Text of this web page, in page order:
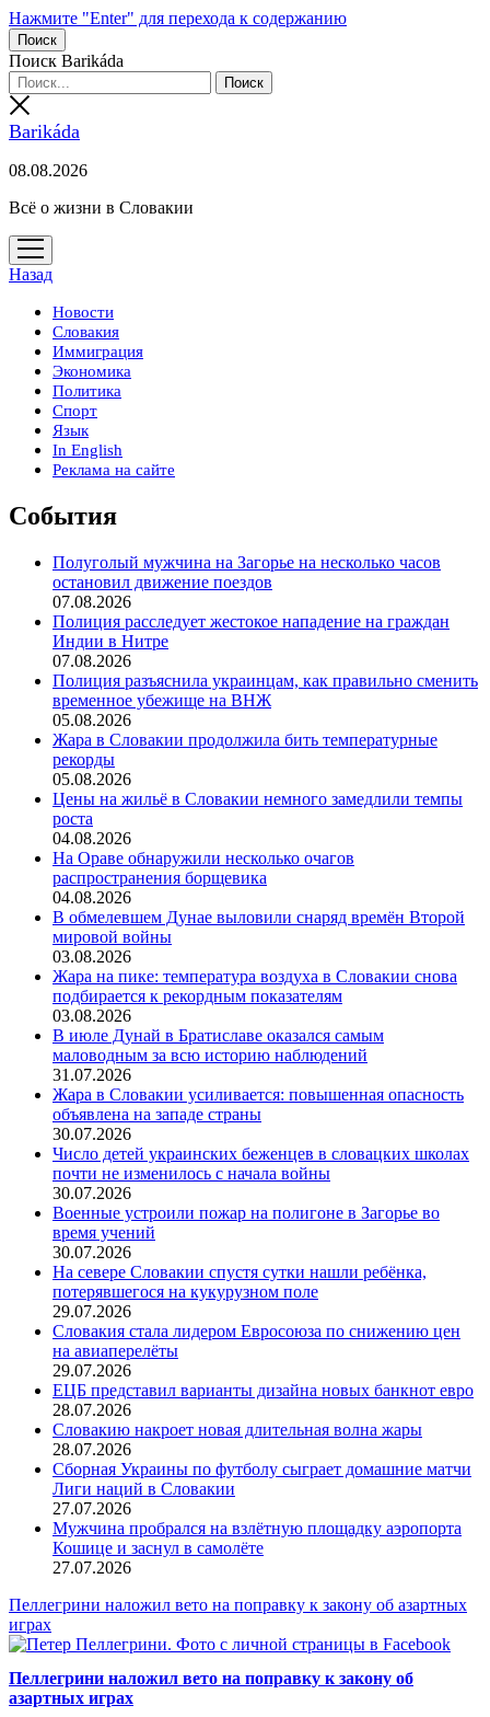
Нажмите "Enter" для перехода к содержанию
Поиск
Поиск Barikáda
Barikáda
08.08.2026
Всё о жизни в Словакии
открыть
меню
Назад
Новости
Словакия
Иммиграция
Экономика
Политика
Спорт
Язык
In English
Реклама на сайте
События
Полуголый мужчина на Загорье на несколько часов
остановил движение поездов
07.08.2026
Полиция расследует жестокое нападение на граждан
Индии в Нитре
07.08.2026
Полиция разъяснила украинцам, как правильно сменить
временное убежище на ВНЖ
05.08.2026
Жара в Словакии продолжила бить температурные
рекорды
05.08.2026
Цены на жильё в Словакии немного замедлили темпы
роста
04.08.2026
На Ораве обнаружили несколько очагов
распространения борщевика
04.08.2026
В обмелевшем Дунае выловили снаряд времён Второй
мировой войны
03.08.2026
Жара на пике: температура воздуха в Словакии снова
подбирается к рекордным показателям
03.08.2026
В июле Дунай в Братиславе оказался самым
маловодным за всю историю наблюдений
31.07.2026
Жара в Словакии усиливается: повышенная опасность
объявлена на западе страны
30.07.2026
Число детей украинских беженцев в словацких школах
почти не изменилось с начала войны
30.07.2026
Военные устроили пожар на полигоне в Загорье во
время учений
30.07.2026
На севере Словакии спустя сутки нашли ребёнка,
потерявшегося на кукурузном поле
29.07.2026
Словакия стала лидером Евросоюза по снижению цен
на авиаперелёты
29.07.2026
ЕЦБ представил варианты дизайна новых банкнот евро
28.07.2026
Словакию накроет новая длительная волна жары
28.07.2026
Сборная Украины по футболу сыграет домашние матчи
Лиги наций в Словакии
27.07.2026
Мужчина пробрался на взлётную площадку аэропорта
Кошице и заснул в самолёте
27.07.2026
Пеллегрини наложил вето на поправку к закону об азартных
играх
Пеллегрини наложил вето на поправку к закону об
азартных играх